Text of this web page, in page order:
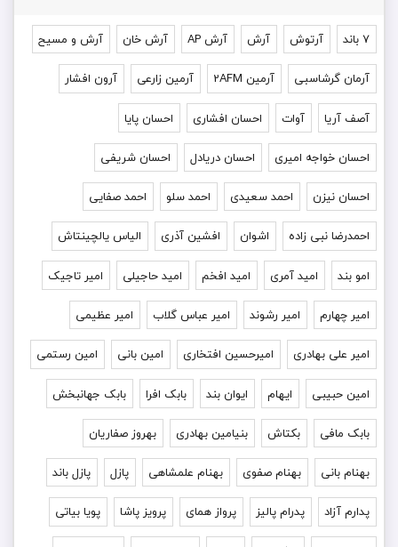
۷ باند آرتوش آرش آرش AP آرش خان آرش و مسیح
آرمان گرشاسبی آرمین 2AFM آرمین زارعی آرون افشار
آصف آریا آوات احسان افشاری احسان پایا
احسان خواجه امیری احسان دریادل احسان شریفی
احسان نیزن احمد سعیدی احمد سلو احمد صفایی
احمدرضا نبی زاده اشوان افشین آذری الیاس یالچینتاش
امو بند امید آمری امید افخم امید حاجیلی امیر تاجیک
امیر چهارم امیر رشوند امیر عباس گلاب امیر عظیمی
امیر علی بهادری امیرحسین افتخاری امین بانی امین رستمی
امین حبیبی ایهام ایوان بند بابک افرا بابک جهانبخش
بابک مافی بکتاش بنیامین بهادری بهروز صفاریان
بهنام بانی بهنام صفوی بهنام علمشاهی پازل پازل باند
پدارم آزاد پدرام پالیز پرواز همای پرویز پاشا پویا بیاتی